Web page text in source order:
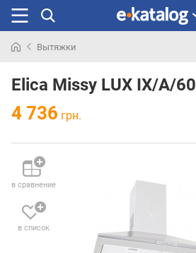
раньше
Вытяжки
Elica Missy LUX IX/A/60
4 736 грн.
в сравнение
в список